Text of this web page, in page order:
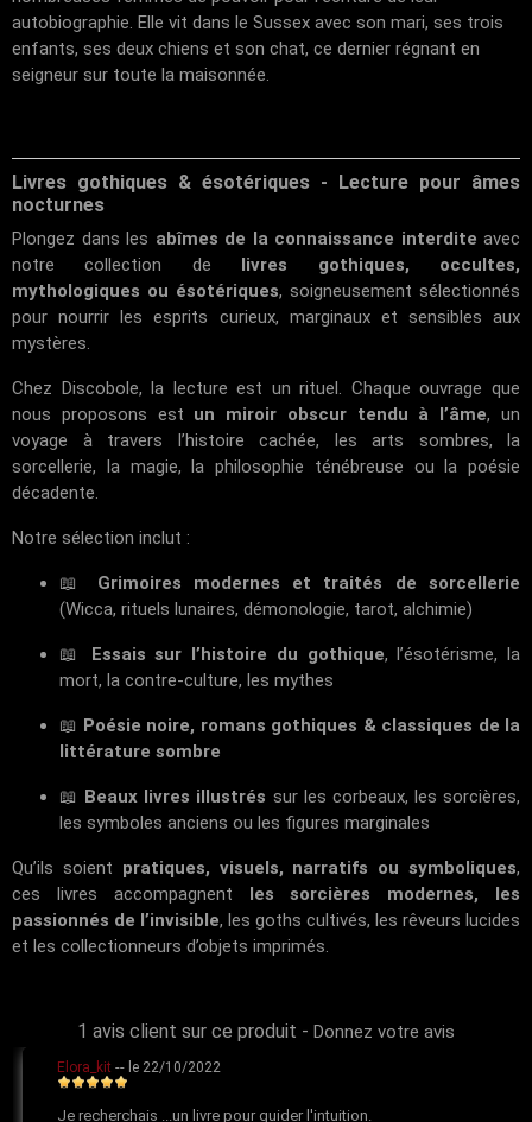
autobiographie. Elle vit dans le Sussex avec son mari, ses trois
enfants, ses deux chiens et son chat, ce dernier régnant en
seigneur sur toute la maisonnée.
Livres gothiques & ésotériques - Lecture pour âmes
nocturnes
Plongez dans les abîmes de la connaissance interdite avec
notre collection de
livres gothiques, occultes,
mythologiques ou ésotériques, soigneusement sélectionnés
pour nourrir les esprits curieux, marginaux et sensibles aux
mystères.
Chez Discobole, la lecture est un rituel. Chaque ouvrage que
nous proposons est un miroir obscur tendu à l’âme, un
voyage à travers l’histoire cachée, les arts sombres, la
sorcellerie, la magie, la philosophie ténébreuse ou la poésie
décadente.
Notre sélection inclut :
📖 Grimoires modernes et traités de sorcellerie
(Wicca, rituels lunaires, démonologie, tarot, alchimie)
📖 Essais sur l’histoire du gothique, l’ésotérisme, la
mort, la contre-culture, les mythes
📖 Poésie noire, romans gothiques & classiques de la
littérature sombre
📖 Beaux livres illustrés sur les corbeaux, les sorcières,
les symboles anciens ou les figures marginales
Qu’ils soient pratiques, visuels, narratifs ou symboliques,
ces livres accompagnent
les sorcières modernes, les
passionnés de l’invisible, les goths cultivés, les rêveurs lucides
et les collectionneurs d’objets imprimés.
1 avis client sur ce produit - Donnez votre avis